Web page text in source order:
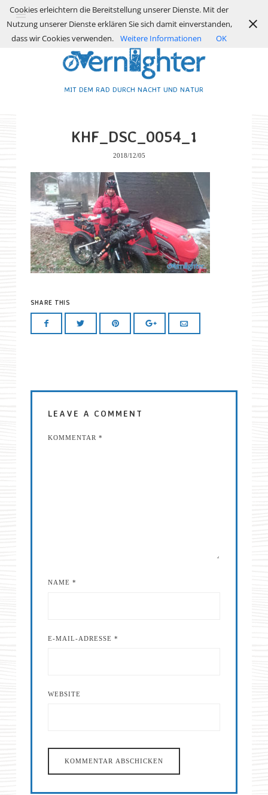
MIT DEM RAD DURCH NACHT UND NATUR
KHF_DSC_0054_1
2018/12/05
SHARE THIS
LEAVE A COMMENT
KOMMENTAR *
NAME *
E-MAIL-ADRESSE *
WEBSITE
Cookies erleichtern die Bereitstellung unserer Dienste. Mit der
Nutzung unserer Dienste erklären Sie sich damit einverstanden,
dass wir Cookies verwenden.
Weitere Informationen OK